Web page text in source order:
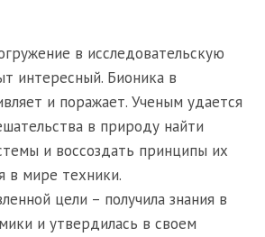
в исследовательскую
интересный. Бионика в
и поражает. Ученым удается
в природу найти
и воссоздать принципы их
в мире техники.
цели – получила знания в
и утвердилась в своем